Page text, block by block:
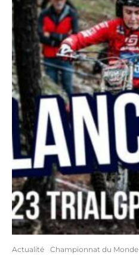
Actualité Championnat du Monde